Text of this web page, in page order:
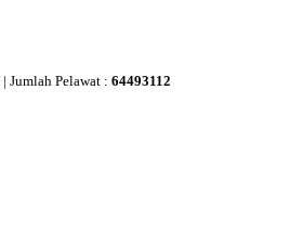
| Jumlah Pelawat : 64493112